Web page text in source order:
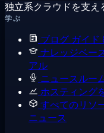
独立系クラウドを支え
学ぶ
ブログ ガイド
ナレッジベー
アル
ニュースルー
ホスティング
すべてのリソ
ニュース